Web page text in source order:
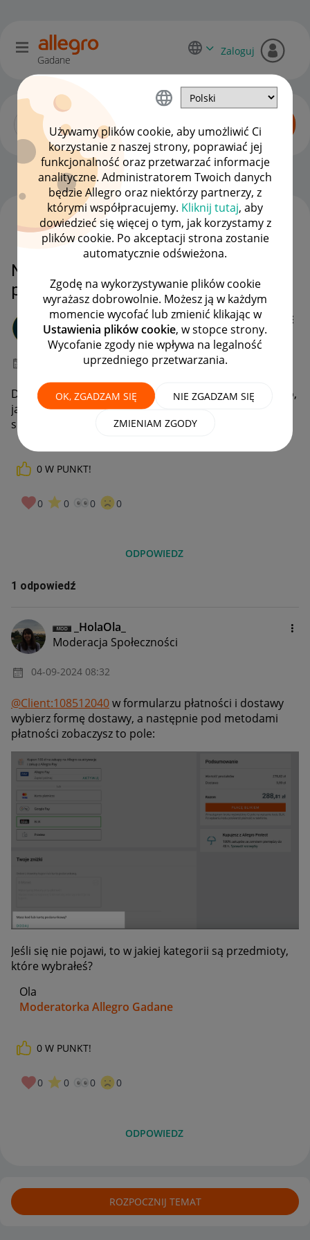
Używamy plików cookie, aby umożliwić Ci
korzystanie z naszej strony, poprawiać jej
funkcjonalność oraz przetwarzać informacje
analityczne. Administratorem Twoich danych
będzie Allegro oraz niektórzy partnerzy, z
którymi współpracujemy. Kliknij tutaj, aby
dowiedzieć się więcej o tym, jak korzystamy z
plików cookie. Po akceptacji strona zostanie
automatycznie odświeżona.
Zgodę na wykorzystywanie plików cookie
wyrażasz dobrowolnie. Możesz ją w każdym
momencie wycofać lub zmienić klikając w
Ustawienia plików cookie, w stopce strony.
Wycofanie zgody nie wpływa na legalność
uprzedniego przetwarzania.
OK, ZGADZAM SIĘ NIE ZGADZAM SIĘ
ZMIENIAM ZGODY
Gadane
Zaloguj
Dyskusje kupujących OPCJE
Nie mogę zapłacić kartą
podarunkową
Client:108512040
#1 Nowicjusz
08:23
Dzień dobry, mam dwie karty podarunkowe do Allegro,
jak zapłacić za nazwę produktu? te karty nie pojawiają
się w formach płatności. Nie mogę nimi zapłacić
0 W PUNKT!
0 0 0 0
ODPOWIEDZ
WSZYSTKIE TEMATY
1 odpowiedź
_HolaOla_
Moderacja Społeczności
‎04-09-2024 08:32
@Client:108512040w formularzu płatności i dostawy
wybierz formę dostawy, a następnie pod metodami
płatności zobaczysz to pole:
Jeśli się nie pojawi, to w jakiej kategorii są przedmioty,
które wybrałeś?
Ola
Moderatorka Allegro Gadane
0 W PUNKT!
0 0 0 0
ODPOWIEDZ
ROZPOCZNIJ TEMAT